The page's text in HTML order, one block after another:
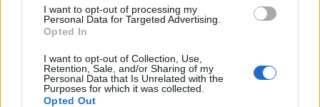
I want to opt-out of processing my
Personal Data for Targeted Advertising.
Opted In
I want to opt-out of Collection, Use,
Retention, Sale, and/or Sharing of my
Personal Data that Is Unrelated with the
Purposes for which it was collected.
Opted Out
ανταλλάσσουν ακόμη και μεταξύ τους ύβρεις και
κατηγορίες που δεν συνάδουν με το πνεύμα και το
γράμμα της ορθόδοξης εκκλησίας γενικότερα και
του Αγίου Όρους ειδικότερα. Κι επειδή η
εκκρεμότητα παραμένει εδώ και σχεδόν μισό